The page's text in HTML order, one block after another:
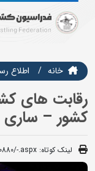
خانه اطلاع
رقابت های
کشور – ساری
لینک کوتاه: .aspx